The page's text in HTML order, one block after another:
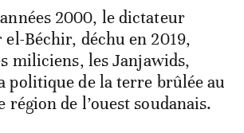
2000, le dictateur
el-Béchir, déchu en 2019,
miliciens, les Janjawids,
politique de la terre brûlée au
région de l’ouest soudanais.